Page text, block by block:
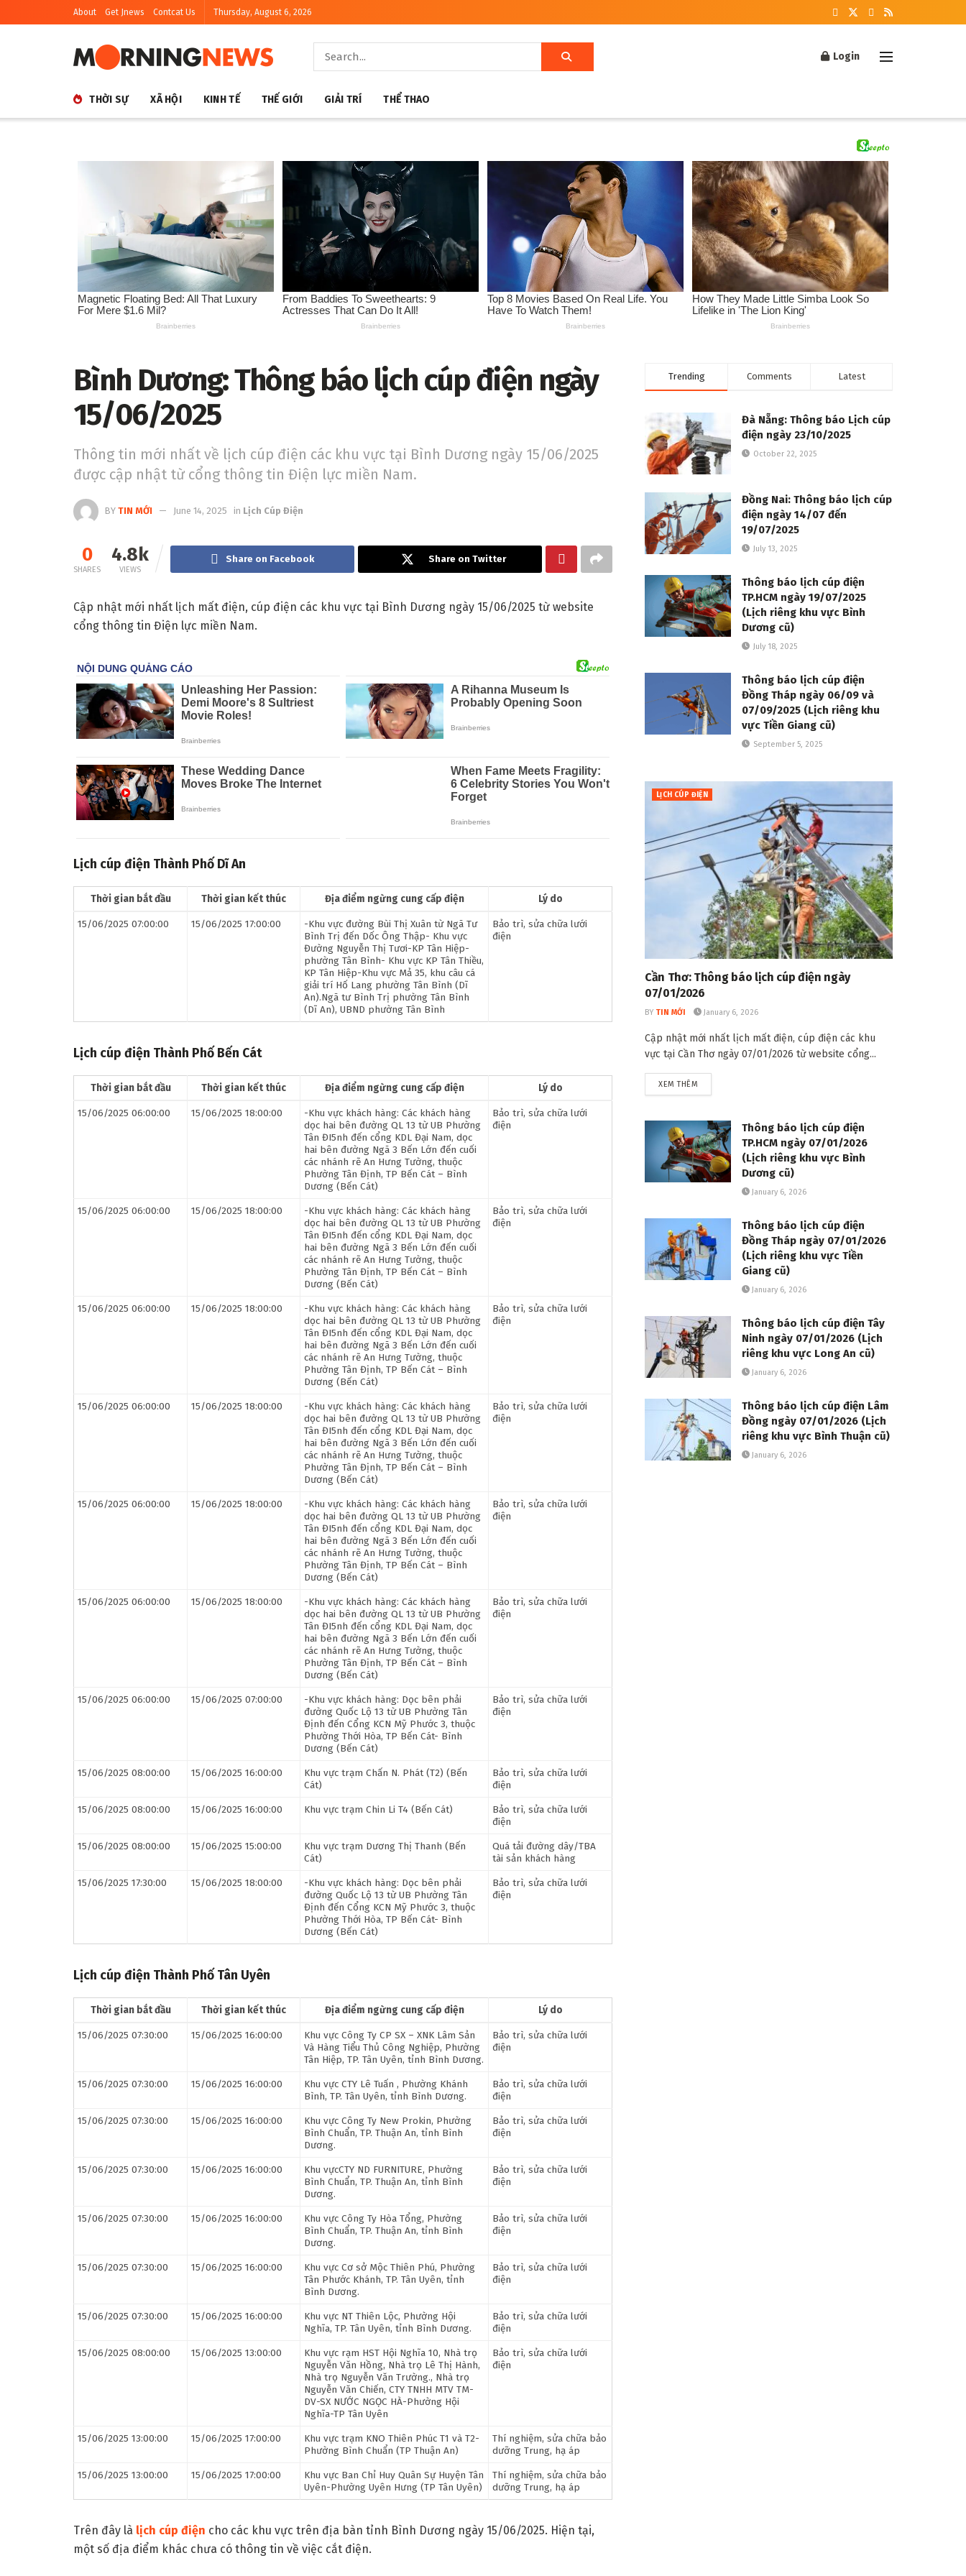
About Get Jnews Contcat Us Thursday, August 6, 2026
Login
THỜI SỰ XÃ HỘI KINH TẾ THẾ GIỚI GIẢI TRÍ THỂ THAO
Bình Dương: Thông báo lịch cúp điện ngày
15/06/2025
Thông tin mới nhất về lịch cúp điện các khu vực tại Bình Dương ngày 15/06/2025
được cập nhật từ cổng thông tin Điện lực miền Nam.
BY TIN MỚI June 14, 2025 in Lịch Cúp Điện
0
SHARES
4.8k
VIEWS
Share on Facebook Share on Twitter
Cập nhật mới nhất lịch mất điện, cúp điện các khu vực tại Bình Dương ngày 15/06/2025 từ website
cổng thông tin Điện lực miền Nam.
Lịch cúp điện Thành Phố Dĩ An
Thời gian bắt đầu Thời gian kết thúc Địa điểm ngừng cung cấp điện Lý do
15/06/2025 07:00:00 15/06/2025 17:00:00
-Khu vực đường Bùi Thị Xuân từ Ngã Tư
Bình Trị đến Dốc Ông Thập- Khu vực
Đường Nguyễn Thị Tươi-KP Tân Hiệp-
phường Tân Bình- Khu vực KP Tân Thiều,
KP Tân Hiệp-Khu vực Mả 35, khu câu cá
giải trí Hố Lang phường Tân Bình (Dĩ
An).Ngã tư Bình Trị phường Tân Bình
(Dĩ An), UBND phường Tân Bình
Bảo trì, sửa chữa lưới
điện
Lịch cúp điện Thành Phố Bến Cát
Thời gian bắt đầu Thời gian kết thúc Địa điểm ngừng cung cấp điện Lý do
15/06/2025 06:00:00 15/06/2025 18:00:00
-Khu vực khách hàng: Các khách hàng
dọc hai bên đường QL 13 từ UB Phường
Tân ĐI5nh đến cổng KDL Đại Nam, dọc
hai bên đường Ngã 3 Bến Lớn đến cuối
các nhánh rẽ An Hưng Tường, thuộc
Phường Tân Định, TP Bến Cát – Bình
Dương (Bến Cát)
Bảo trì, sửa chữa lưới
điện
15/06/2025 06:00:00 15/06/2025 18:00:00
-Khu vực khách hàng: Các khách hàng
dọc hai bên đường QL 13 từ UB Phường
Tân ĐI5nh đến cổng KDL Đại Nam, dọc
hai bên đường Ngã 3 Bến Lớn đến cuối
các nhánh rẽ An Hưng Tường, thuộc
Phường Tân Định, TP Bến Cát – Bình
Dương (Bến Cát)
Bảo trì, sửa chữa lưới
điện
15/06/2025 06:00:00 15/06/2025 18:00:00
-Khu vực khách hàng: Các khách hàng
dọc hai bên đường QL 13 từ UB Phường
Tân ĐI5nh đến cổng KDL Đại Nam, dọc
hai bên đường Ngã 3 Bến Lớn đến cuối
các nhánh rẽ An Hưng Tường, thuộc
Phường Tân Định, TP Bến Cát – Bình
Dương (Bến Cát)
Bảo trì, sửa chữa lưới
điện
15/06/2025 06:00:00 15/06/2025 18:00:00
-Khu vực khách hàng: Các khách hàng
dọc hai bên đường QL 13 từ UB Phường
Tân ĐI5nh đến cổng KDL Đại Nam, dọc
hai bên đường Ngã 3 Bến Lớn đến cuối
các nhánh rẽ An Hưng Tường, thuộc
Phường Tân Định, TP Bến Cát – Bình
Dương (Bến Cát)
Bảo trì, sửa chữa lưới
điện
15/06/2025 06:00:00 15/06/2025 18:00:00
-Khu vực khách hàng: Các khách hàng
dọc hai bên đường QL 13 từ UB Phường
Tân ĐI5nh đến cổng KDL Đại Nam, dọc
hai bên đường Ngã 3 Bến Lớn đến cuối
các nhánh rẽ An Hưng Tường, thuộc
Phường Tân Định, TP Bến Cát – Bình
Dương (Bến Cát)
Bảo trì, sửa chữa lưới
điện
15/06/2025 06:00:00 15/06/2025 18:00:00
-Khu vực khách hàng: Các khách hàng
dọc hai bên đường QL 13 từ UB Phường
Tân ĐI5nh đến cổng KDL Đại Nam, dọc
hai bên đường Ngã 3 Bến Lớn đến cuối
các nhánh rẽ An Hưng Tường, thuộc
Phường Tân Định, TP Bến Cát – Bình
Dương (Bến Cát)
Bảo trì, sửa chữa lưới
điện
15/06/2025 06:00:00 15/06/2025 07:00:00
-Khu vực khách hàng: Dọc bên phải
đường Quốc Lộ 13 từ UB Phường Tân
Định đến Cổng KCN Mỹ Phước 3, thuộc
Phường Thới Hòa, TP Bến Cát- Bình
Dương (Bến Cát)
Bảo trì, sửa chữa lưới
điện
15/06/2025 08:00:00 15/06/2025 16:00:00
Khu vực trạm Chấn N. Phát (T2) (Bến
Cát)
Bảo trì, sửa chữa lưới
điện
15/06/2025 08:00:00
15/06/2025 16:00:00 Khu vực trạm Chin Li T4 (Bến Cát)
Bảo trì, sửa chữa lưới
điện
15/06/2025 08:00:00
15/06/2025 15:00:00
Khu vực trạm Dương Thị Thanh (Bến
Cát)
Quá tải đường dây/TBA
tài sản khách hàng
15/06/2025 17:30:00
15/06/2025 18:00:00
-Khu vực khách hàng: Dọc bên phải
đường Quốc Lộ 13 từ UB Phường Tân
Định đến Cổng KCN Mỹ Phước 3, thuộc
Phường Thới Hòa, TP Bến Cát- Bình
Dương (Bến Cát)
Bảo trì, sửa chữa lưới
điện
Lịch cúp điện Thành Phố Tân Uyên
Thời gian bắt đầu Thời gian kết thúc Địa điểm ngừng cung cấp điện Lý do
15/06/2025 07:30:00 15/06/2025 16:00:00
Khu vực Công Ty CP SX – XNK Lâm Sản
Và Hàng Tiểu Thủ Công Nghiệp, Phường
Tân Hiệp, TP. Tân Uyên, tỉnh Bình Dương.
Bảo trì, sửa chữa lưới
điện
15/06/2025 07:30:00 15/06/2025 16:00:00
Khu vực CTY Lê Tuấn , Phường Khánh
Bình, TP. Tân Uyên, tỉnh Bình Dương.
Bảo trì, sửa chữa lưới
điện
15/06/2025 07:30:00
15/06/2025 16:00:00
Khu vực Công Ty New Prokin, Phường
Bình Chuẩn, TP. Thuận An, tỉnh Bình
Dương.
Bảo trì, sửa chữa lưới
điện
15/06/2025 07:30:00 15/06/2025 16:00:00
Khu vựcCTY ND FURNITURE, Phường
Bình Chuẩn, TP. Thuận An, tỉnh Bình
Dương.
Bảo trì, sửa chữa lưới
điện
15/06/2025 07:30:00 15/06/2025 16:00:00
Khu vực Công Ty Hòa Tổng, Phường
Bình Chuẩn, TP. Thuận An, tỉnh Bình
Dương.
Bảo trì, sửa chữa lưới
điện
15/06/2025 07:30:00 15/06/2025 16:00:00
Khu vực Cơ sở Mộc Thiên Phú, Phường
Tân Phước Khánh, TP. Tân Uyên, tỉnh
Bình Dương.
Bảo trì, sửa chữa lưới
điện
15/06/2025 07:30:00 15/06/2025 16:00:00
Khu vực NT Thiên Lộc, Phường Hội
Nghĩa, TP. Tân Uyên, tỉnh Bình Dương.
Bảo trì, sửa chữa lưới
điện
15/06/2025 08:00:00
15/06/2025 13:00:00
Khu vực rạm HST Hội Nghĩa 10, Nhà trọ
Nguyễn Văn Hồng, Nhà trọ Lê Thị Hành,
Nhà trọ Nguyễn Văn Trường., Nhà trọ
Nguyễn Văn Chiến, CTY TNHH MTV TM-
DV-SX NƯỚC NGỌC HÀ-Phường Hội
Nghĩa-TP Tân Uyên
Bảo trì, sửa chữa lưới
điện
15/06/2025 13:00:00 15/06/2025 17:00:00
Khu vực trạm KNO Thiên Phúc T1 và T2-
Phường Bình Chuẩn (TP Thuận An)
Thí nghiệm, sửa chữa bảo
dưỡng Trung, hạ áp
15/06/2025 13:00:00
15/06/2025 17:00:00
Khu vực Ban Chỉ Huy Quân Sự Huyện Tân
Uyên-Phường Uyên Hưng (TP Tân Uyên)
Thí nghiệm, sửa chữa bảo
dưỡng Trung, hạ áp
Trên đây là lịch cúp điện cho các khu vực trên địa bàn tỉnh Bình Dương ngày 15/06/2025. Hiện tại,
một số địa điểm khác chưa có thông tin về việc cắt điện.
Trending Comments Latest
Đà Nẵng: Thông báo Lịch cúp
điện ngày 23/10/2025
October 22, 2025
Đồng Nai: Thông báo lịch cúp
điện ngày 14/07 đến
19/07/2025
July 13, 2025
Thông báo lịch cúp điện
TP.HCM ngày 19/07/2025
(Lịch riêng khu vực Bình
Dương cũ)
July 18, 2025
Thông báo lịch cúp điện
Đồng Tháp ngày 06/09 và
07/09/2025 (Lịch riêng khu
vực Tiền Giang cũ)
September 5, 2025
LỊCH CÚP ĐIỆN
Cần Thơ: Thông báo lịch cúp điện ngày
07/01/2026
BY TIN MỚI January 6, 2026
Cập nhật mới nhất lịch mất điện, cúp điện các khu
vực tại Cần Thơ ngày 07/01/2026 từ website cổng...
XEM THÊM
Thông báo lịch cúp điện
TP.HCM ngày 07/01/2026
(Lịch riêng khu vực Bình
Dương cũ)
January 6, 2026
Thông báo lịch cúp điện
Đồng Tháp ngày 07/01/2026
(Lịch riêng khu vực Tiền
Giang cũ)
January 6, 2026
Thông báo lịch cúp điện Tây
Ninh ngày 07/01/2026 (Lịch
riêng khu vực Long An cũ)
January 6, 2026
Thông báo lịch cúp điện Lâm
Đồng ngày 07/01/2026 (Lịch
riêng khu vực Bình Thuận cũ)
January 6, 2026